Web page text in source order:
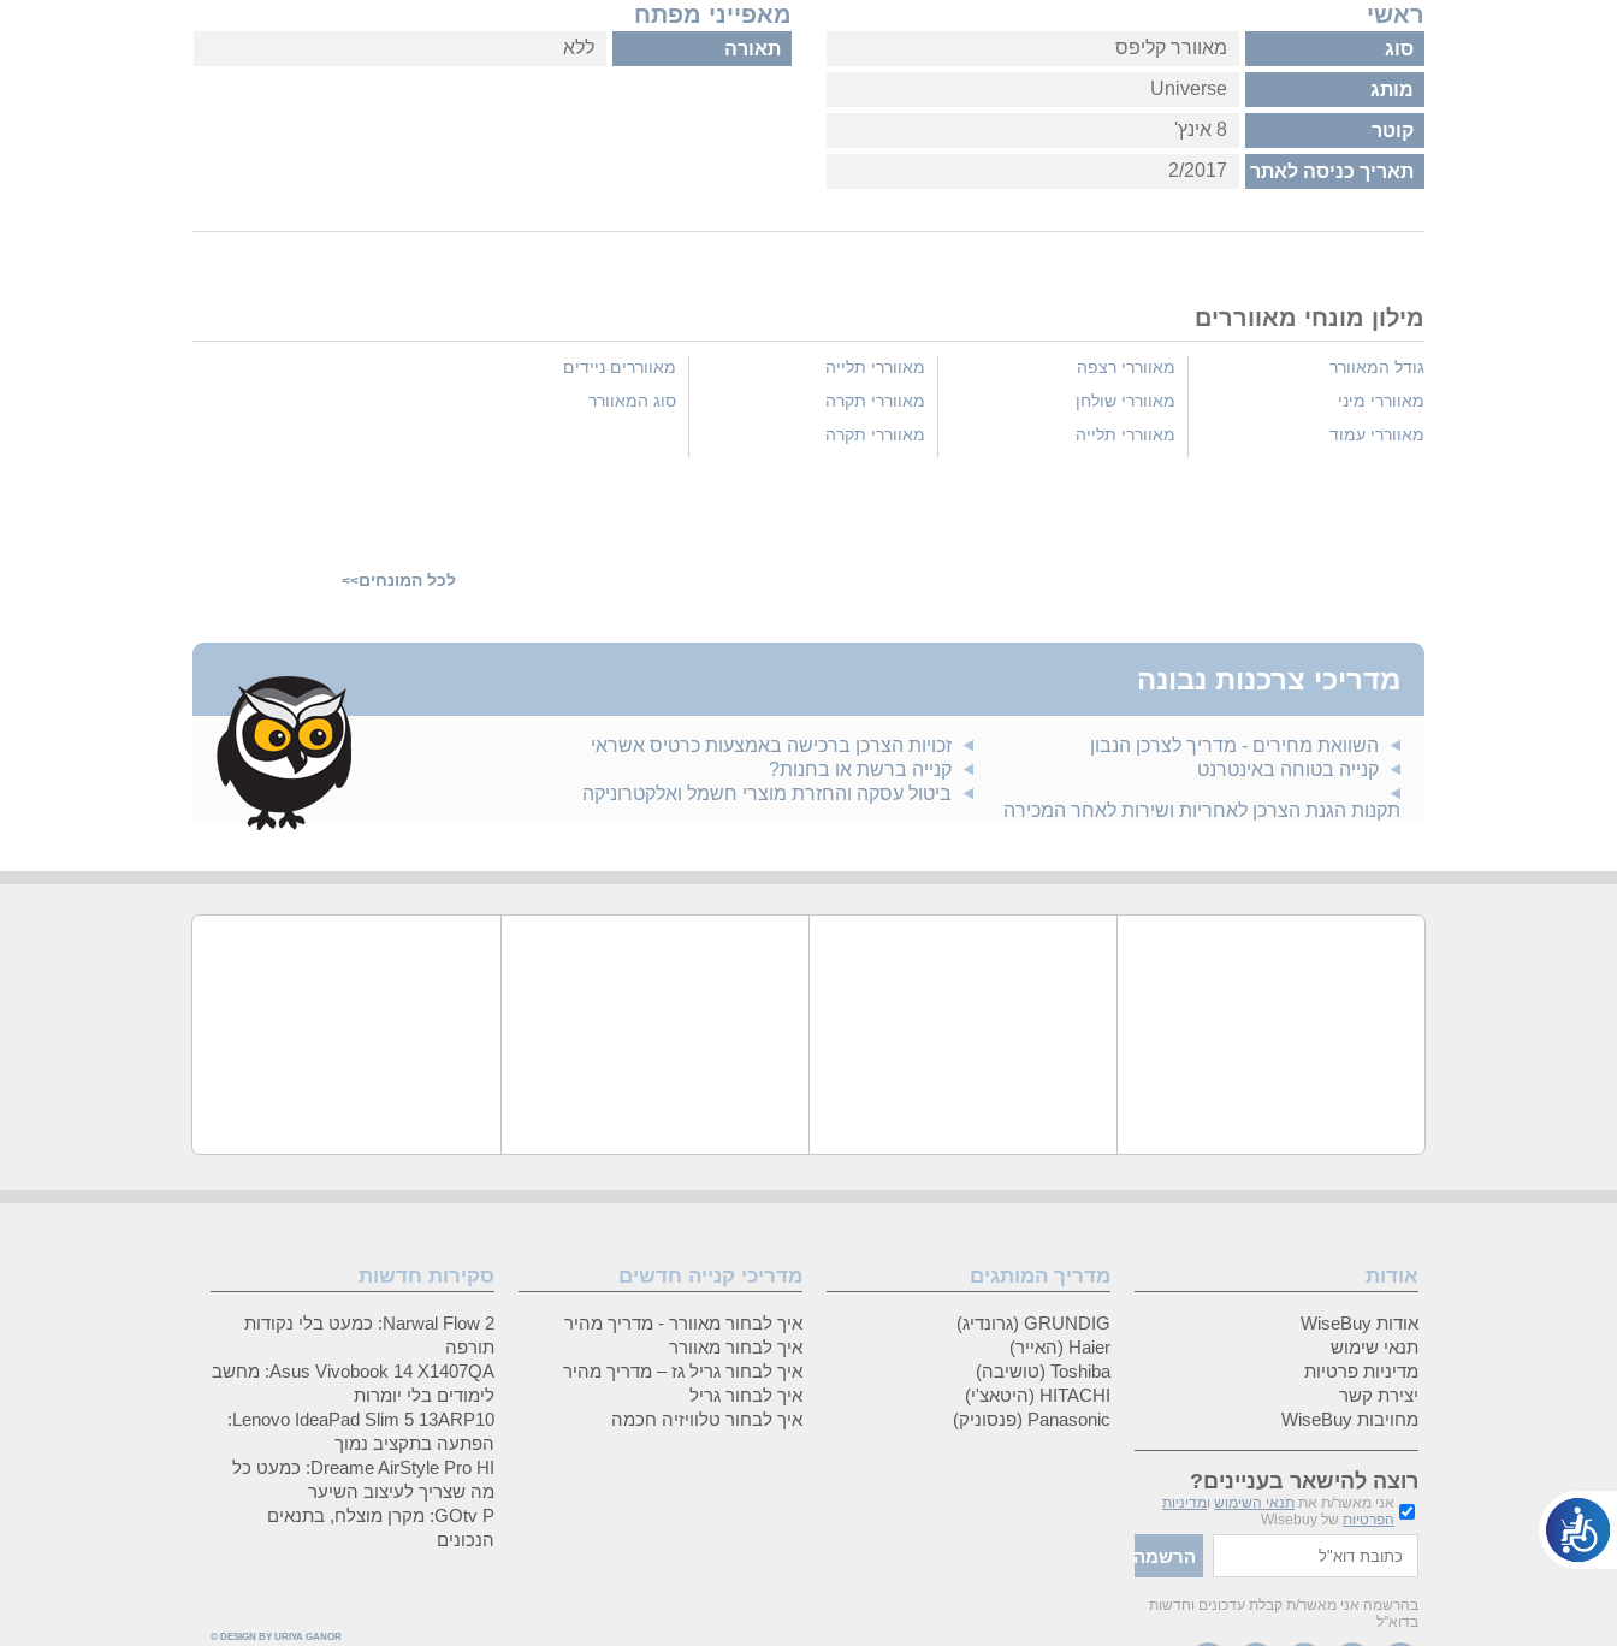
ראשי
סוג מאוורר קליפס
מותג Universe
קוטר 8 אינץ'
תאריך כניסה לאתר 2/2017
מאפייני מפתח
תאורה ללא
מילון מונחי מאווררים
גודל המאוורר
מאווררי מיני
מאווררי עמוד
מאווררי רצפה
מאווררי שולחן
מאווררי תלייה
מאווררי תלייה
מאווררי תקרה
מאווררי תקרה
מאווררים ניידים
סוג המאוורר
לכל המונחים>>
מדריכי צרכנות נבונה
השוואת מחירים - מדריך לצרכן הנבון
קנייה בטוחה באינטרנט
תקנות הגנת הצרכן לאחריות ושירות לאחר המכירה
זכויות הצרכן ברכישה באמצעות כרטיס אשראי
קנייה ברשת או בחנות?
ביטול עסקה והחזרת מוצרי חשמל ואלקטרוניקה
אודות
אודות WiseBuy
תנאי שימוש
מדיניות פרטיות
יצירת קשר
מחויבות WiseBuy
רוצה להישאר בעניינים?
אני מאשר/ת את תנאי השימוש ומדיניות
הפרטיות של Wisebuy
בהרשמה אני מאשר/ת קבלת עדכונים וחדשות
בדוא"ל
מדריך המותגים
GRUNDIG (גרונדיג)
Haier (האייר)
Toshiba (טושיבה)
HITACHI (היטאצ'י)
Panasonic (פנסוניק)
מדריכי קנייה חדשים
איך לבחור מאוורר - מדריך מהיר
איך לבחור מאוורר
איך לבחור גריל גז – מדריך מהיר
איך לבחור גריל
איך לבחור טלוויזיה חכמה
סקירות חדשות
Narwal Flow 2: כמעט בלי נקודות
תורפה
Asus Vivobook 14 X1407QA: מחשב
לימודים בלי יומרות
Lenovo IdeaPad Slim 5 13ARP10:
הפתעה בתקציב נמוך
Dreame AirStyle Pro HI: כמעט כל
מה שצריך לעיצוב השיער
GOtv P: מקרן מוצלח, בתנאים
הנכונים
© DESIGN BY URIYA GANOR